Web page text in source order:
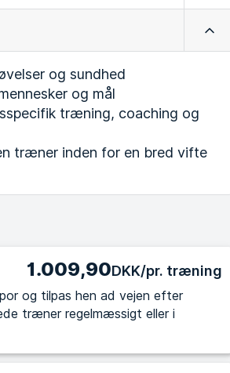
Luk
og sundhed
og mål
træning, coaching og
træner inden for en bred vifte
1.009,90DKK/pr. træning
og tilpas hen ad vejen efter